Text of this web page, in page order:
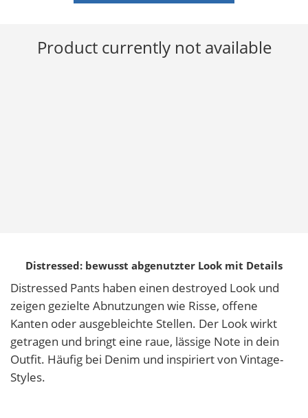
Product currently not available
Distressed: bewusst abgenutzter Look mit Details
Distressed Pants haben einen destroyed Look und
zeigen gezielte Abnutzungen wie Risse, offene
Kanten oder ausgebleichte Stellen. Der Look wirkt
getragen und bringt eine raue, lässige Note in dein
Outfit. Häufig bei Denim und inspiriert von Vintage-
Styles.